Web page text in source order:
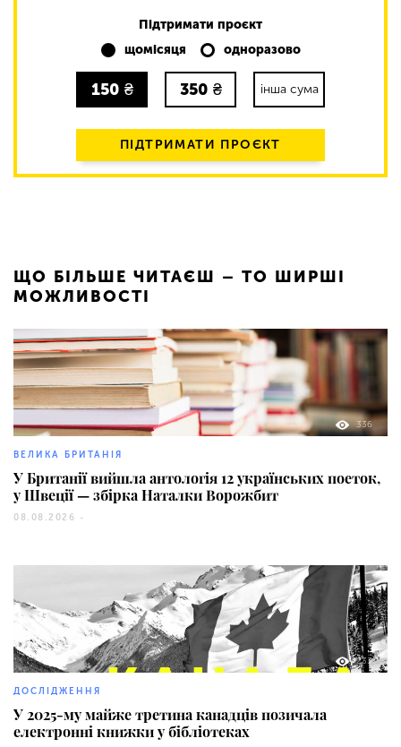
Підтримати проєкт
щомісяця
одноразово
150 ₴ 350 ₴ інша сума
ПІДТРИМАТИ ПРОЄКТ
ЩО БІЛЬШЕ ЧИТАЄШ – ТО ШИРШІ
МОЖЛИВОСТІ
336
ВЕЛИКА БРИТАНІЯ
У Британії вийшла антологія 12 українських поеток,
у Швеції — збірка Наталки Ворожбит
08.08.2026 -
233
ДОСЛІДЖЕННЯ
У 2025-му майже третина канадців позичала
електронні книжки у бібліотеках